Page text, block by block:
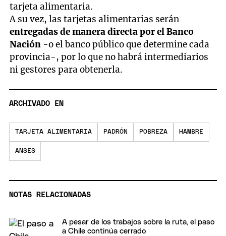
tarjeta alimentaria.
A su vez, las tarjetas alimentarias serán
entregadas de manera directa por el Banco
Nación -o el banco público que determine cada
provincia-, por lo que no habrá intermediarios
ni gestores para obtenerla.
ARCHIVADO EN
TARJETA ALIMENTARIA PADRÓN POBREZA HAMBRE
ANSES
NOTAS RELACIONADAS
A pesar de los trabajos sobre la ruta, el paso
a Chile continúa cerrado